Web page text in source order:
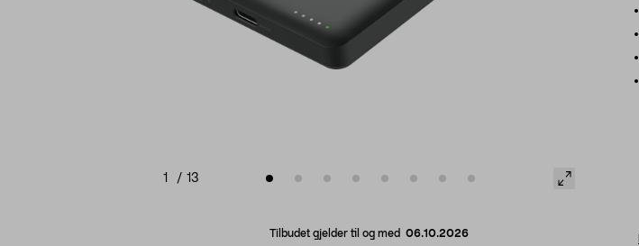
1 / 13
Tilbudet gjelder til og med 06.10.2026